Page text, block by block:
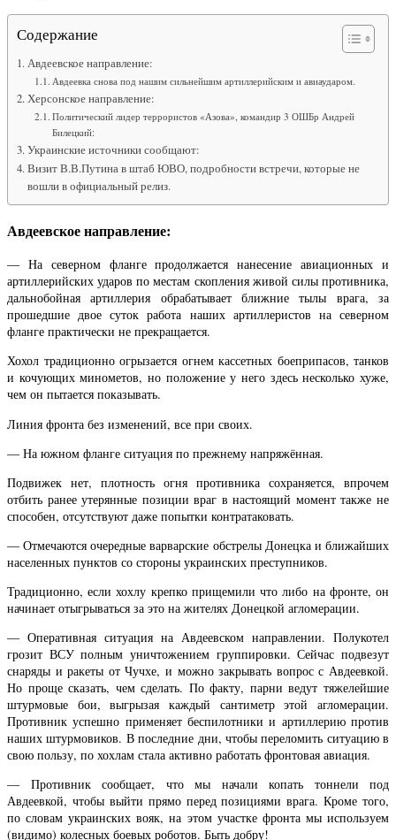
Содержание
Авдеевское направление:
Авдеевка снова под нашим сильнейшим артиллерийским и авиаударом.
Херсонское направление:
Политический лидер террористов «Азова», командир 3 ОШБр Андрей
Билецкий:
Украинские источники сообщают:
Визит В.В.Путина в штаб ЮВО, подробности встречи, которые не
вошли в официальный релиз.
Авдеевское направление:
— На северном фланге продолжается нанесение авиационных и
артиллерийских ударов по местам скопления живой силы противника,
дальнобойная артиллерия обрабатывает ближние тылы врага, за
прошедшие двое суток работа наших артиллеристов на северном
фланге практически не прекращается.
Хохол традиционно огрызается огнем кассетных боеприпасов, танков
и кочующих минометов, но положение у него здесь несколько хуже,
чем он пытается показывать.
Линия фронта без изменений, все при своих.
— На южном фланге ситуация по прежнему напряжённая.
Подвижек нет, плотность огня противника сохраняется, впрочем
отбить ранее утерянные позиции враг в настоящий момент также не
способен, отсутствуют даже попытки контратаковать.
— Отмечаются очередные варварские обстрелы Донецка и ближайших
населенных пунктов со стороны украинских преступников.
Традиционно, если хохлу крепко прищемили что либо на фронте, он
начинает отыгрываться за это на жителях Донецкой агломерации.
— Оперативная ситуация на Авдеевском направлении. Полукотел
грозит ВСУ полным уничтожением группировки. Сейчас подвезут
снаряды и ракеты от Чучхе, и можно закрывать вопрос с Авдеевкой.
Но проще сказать, чем сделать. По факту, парни ведут тяжелейшие
штурмовые бои, выгрызая каждый сантиметр этой агломерации.
Противник успешно применяет беспилотники и артиллерию против
наших штурмовиков. В последние дни, чтобы переломить ситуацию в
свою пользу, по хохлам стала активно работать фронтовая авиация.
— Противник сообщает, что мы начали копать тоннели под
Авдеевкой, чтобы выйти прямо перед позициями врага. Кроме того,
по словам украинских вояк, на этом участке фронта мы используем
(видимо) колесных боевых роботов. Быть добру!